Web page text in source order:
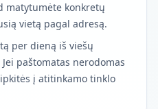
matytumėte konkretų
vietą pagal adresą.
per dieną iš viešų
paštomatas nerodomas
į atitinkamo tinklo